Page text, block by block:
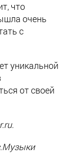
что
очень
с
уникальной
от своей